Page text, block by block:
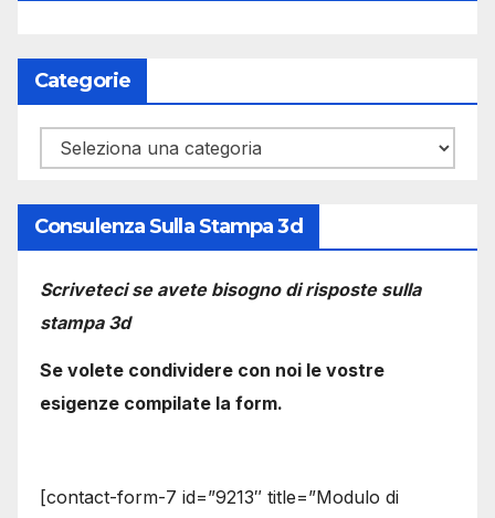
Categorie
Categorie
Consulenza Sulla Stampa 3d
Scriveteci se avete bisogno di risposte sulla
stampa 3d
Se volete condividere con noi le vostre
esigenze compilate la form.
[contact-form-7 id=”9213″ title=”Modulo di